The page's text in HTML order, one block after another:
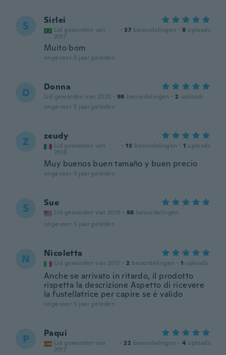
S Sirlei
Lid geworden van
2017
· 37 beoordelingen · 8 uploads
Muito bom
ongeveer 5 jaar geleden
D Donna
Lid geworden van 2020 · 98 beoordelingen · 2 uploads
ongeveer 5 jaar geleden
Z zeudy
Lid geworden van
2018
· 13 beoordelingen · 1 uploads
Muy buenos buen tamaño y buen precio
ongeveer 5 jaar geleden
S Sue
Lid geworden van 2019 · 98 beoordelingen
ongeveer 5 jaar geleden
N Nicoletta
Lid geworden van 2017 · 2 beoordelingen · 1 uploads
Anche se arrivato in ritardo, il prodotto
rispetta la descrizione Aspetto di ricevere
la fustellatrice per capire se è valido
ongeveer 5 jaar geleden
P Paqui
Lid geworden van
2017
· 22 beoordelingen · 4 uploads